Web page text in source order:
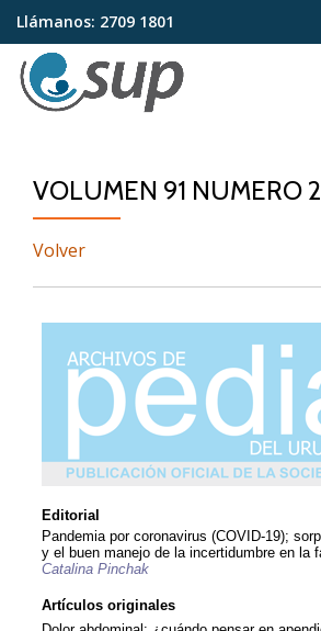
Saltar
contenido
Llámanos: 2709 1801
VOLUMEN 91 NUMERO 2
Volver